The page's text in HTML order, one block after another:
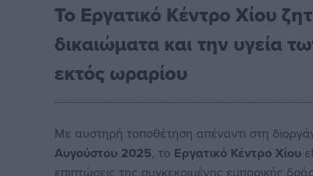
Το Εργατικό Κέντρο Χίου
δικαιώματα και την υγεία
εκτός ωραρίου
Με αυστηρή τοποθέτηση απέναντι στη
Αυγούστου 2025, το Εργατικό Κέντρο Χίου
επιπτώσεις της συγκεκριμένης εμπορικής